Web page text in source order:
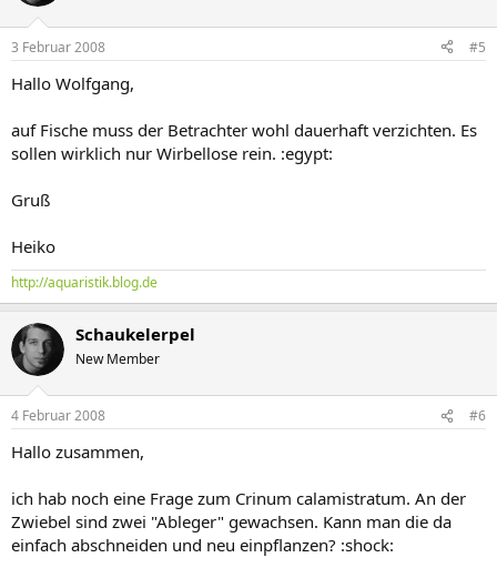
3 Februar 2008 #5
Hallo Wolfgang,
auf Fische muss der Betrachter wohl dauerhaft verzichten. Es
sollen wirklich nur Wirbellose rein. :egypt:
Gruß
Heiko
http://aquaristik.blog.de
Schaukelerpel
New Member
4 Februar 2008 #6
Hallo zusammen,
ich hab noch eine Frage zum Crinum calamistratum. An der
Zwiebel sind zwei "Ableger" gewachsen. Kann man die da
einfach abschneiden und neu einpflanzen? :shock: